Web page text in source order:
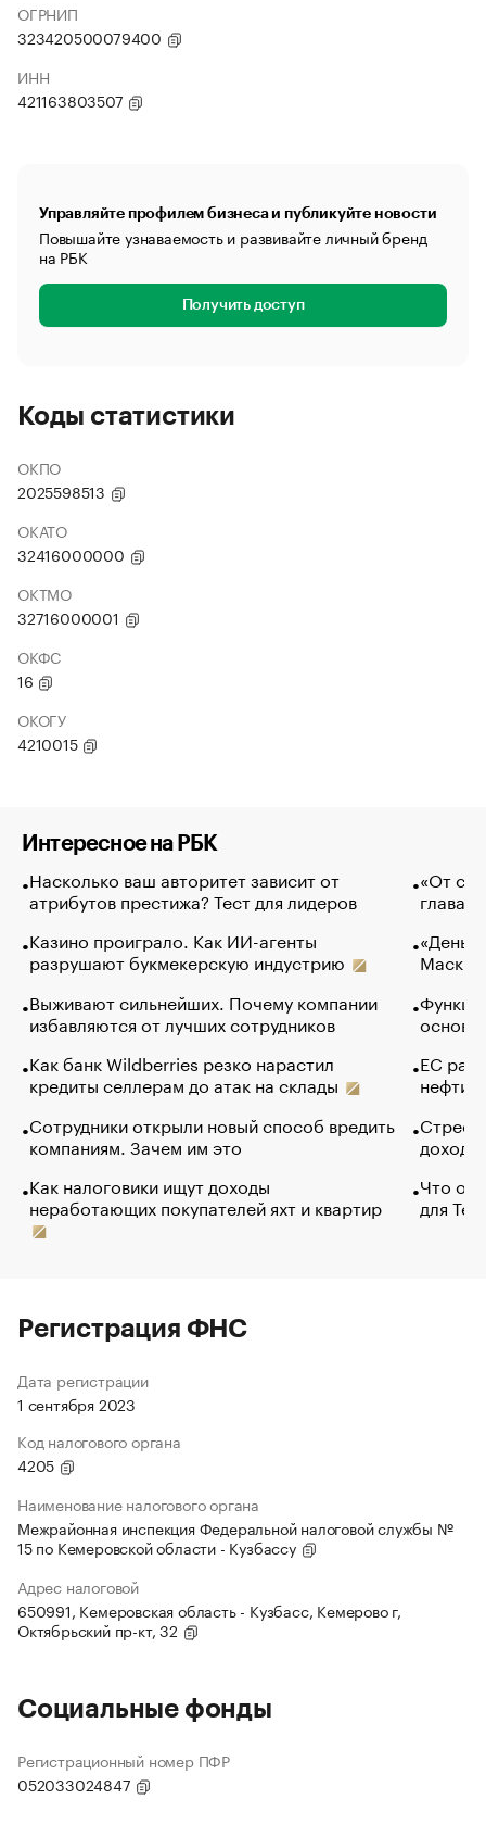
ОГРНИП
323420500079400
ИНН
421163803507
Управляйте профилем бизнеса и публикуйте новости
Повышайте узнаваемость и развивайте личный бренд
на РБК
Получить доступ
Коды статистики
ОКПО
2025598513
ОКАТО
32416000000
ОКТМО
32716000001
ОКФС
16
ОКОГУ
4210015
Интересное на РБК
Насколько ваш авторитет зависит от
атрибутов престижа? Тест для лидеров
Казино проиграло. Как ИИ-агенты
разрушают букмекерскую индустрию
Выживают сильнейших. Почему компании
избавляются от лучших сотрудников
Как банк Wildberries резко нарастил
кредиты селлерам до атак на склады
Сотрудники открыли новый способ вредить
компаниям. Зачем им это
Как налоговики ищут доходы
неработающих покупателей яхт и квартир
«От
глава
Маск в
основ
ЕС
нефти
Что
для
Регистрация ФНС
Дата регистрации
1 сентября 2023
Код налогового органа
4205
Наименование налогового органа
Межрайонная инспекция Федеральной налоговой службы №
15 по Кемеровской области - Кузбассу
Адрес налоговой
650991, Кемеровская область - Кузбасс, Кемерово г,
Октябрьский пр-кт, 32
Социальные фонды
Регистрационный номер ПФР
052033024847